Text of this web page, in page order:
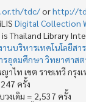
tdc/orhttp://
Digital Collection
is Thailand Library
านบริหารเทคโนโลยีส
รอุดมศึกษา วิทยาศาส
าไท เขต ราชเทวี กรุง
ครั้ง
งเดิม = 2,537 ครั้ง